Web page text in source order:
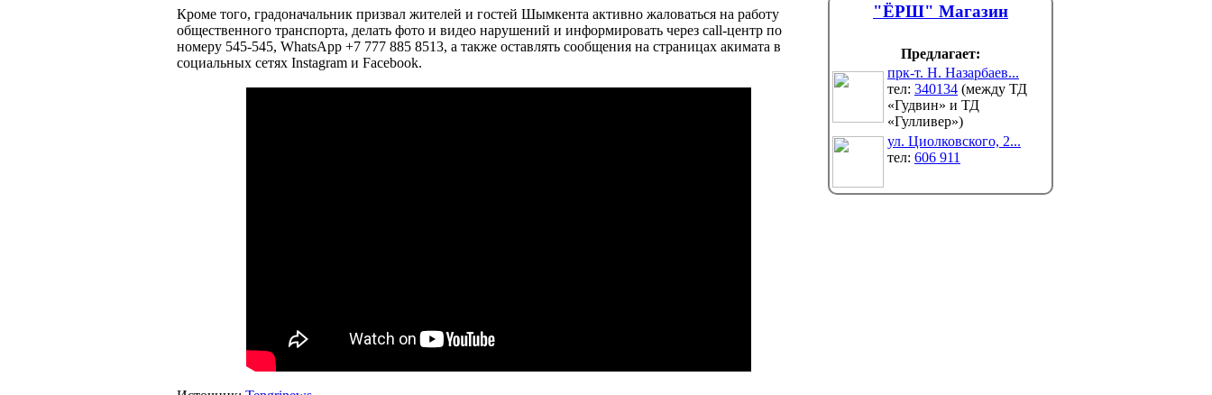
Кроме того, градоначальник призвал жителей и гостей Шымкента активно жаловаться на работу
общественного транспорта, делать фото и видео нарушений и информировать через call-центр по
номеру 545-545, WhatsApp +7 777 885 8513, а также оставлять сообщения на страницах акимата в
социальных сетях Instagram и Facebook.
"ЁРШ" Магазин
Предлагает:
прк-т. Н. Назарбаев...
тел: 340134 (между ТД
«Гудвин» и ТД
«Гулливер»)
ул. Циолковского, 2...
тел: 606 911